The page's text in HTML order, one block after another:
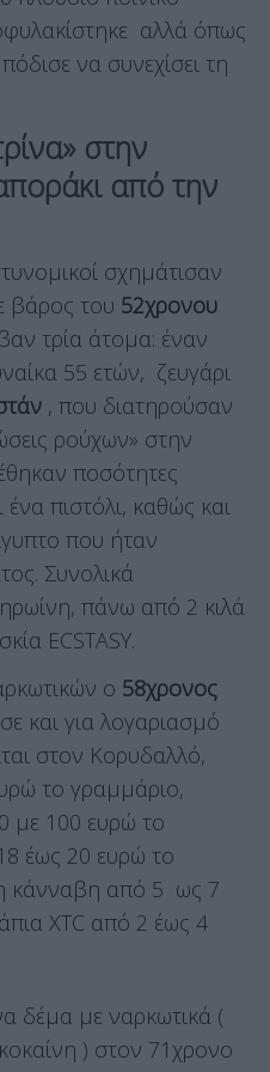
αλλά όπως
να συνεχίσει τη
στην
από την
σχημάτισαν
βάρος του 52χρονου
τρία άτομα: έναν
55 ετών, ζευγάρι
, που διατηρούσαν
ρούχων» στην
ποσότητες
πιστόλι, καθώς και
που ήταν
Συνολικά
πάνω από 2 κιλά
ECSTASY.
ο 58χρονος
και για λογαριασμό
στον Κορυδαλλό,
το γραμμάριο,
με 100 ευρώ το
έως 20 ευρώ το
κάνναβη από 5 ως 7
XTC από 2 έως 4
δέμα με ναρκωτικά (
) στον 71χρονο